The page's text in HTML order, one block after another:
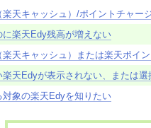
天キャッシュ）/ポイントチャー
楽天Edy残高が増えない
天キャッシュ）または楽天ポイ
天Edyが表示されない、または選
象の楽天Edyを知りたい